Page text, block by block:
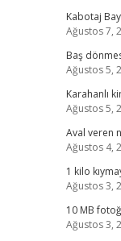
Kabotaj
Ağustos 7,
Baş
Ağustos 5,
Karahanlı
Ağustos 5,
Aval veren
Ağustos 4,
1 kilo
Ağustos 3,
10 MB
Ağustos 3,